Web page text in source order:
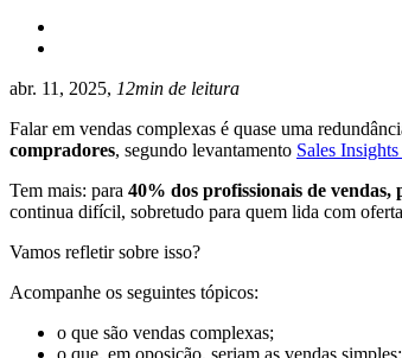
abr. 11, 2025, 12min de leitura
Falar em vendas complexas é quase uma
compradores, segundo levantamento Sales
Tem mais: para 40% dos profissionais de vendas,
continua difícil, sobretudo para quem lida com
Vamos refletir sobre isso?
Acompanhe os seguintes tópicos:
o que são vendas complexas;
o que, em oposição, seriam as vendas simples;